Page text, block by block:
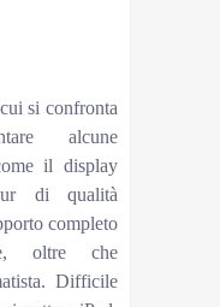
si confronta
alcune
il display
di qualità
completo
oltre che
Difficile